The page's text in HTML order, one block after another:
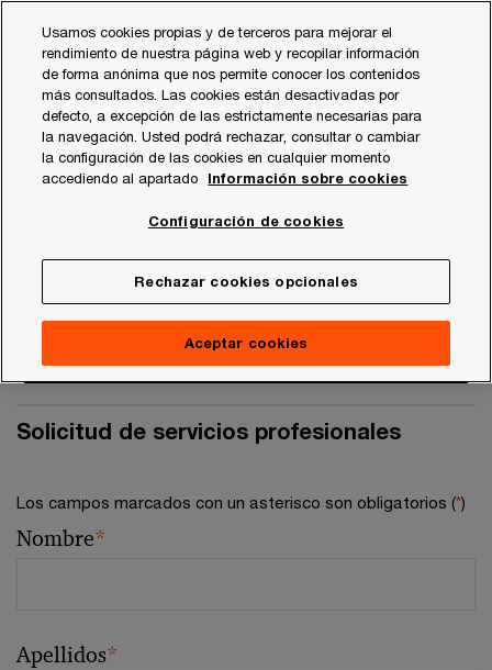
content
footer
Quiénes somos
Solicitud de servicios
profesionales
Solicitud de servicios profesionales
Los campos marcados con un asterisco son obligatorios (*)
Nombre*
Apellidos*
Usamos cookies propias y de terceros para mejorar el
rendimiento de nuestra página web y recopilar información
de forma anónima que nos permite conocer los contenidos
más consultados. Las cookies están desactivadas por
defecto, a excepción de las estrictamente necesarias para
la navegación. Usted podrá rechazar, consultar o cambiar
la configuración de las cookies en cualquier momento
accediendo al apartado
Información sobre cookies
Configuración de cookies
Rechazar cookies opcionales
Aceptar cookies